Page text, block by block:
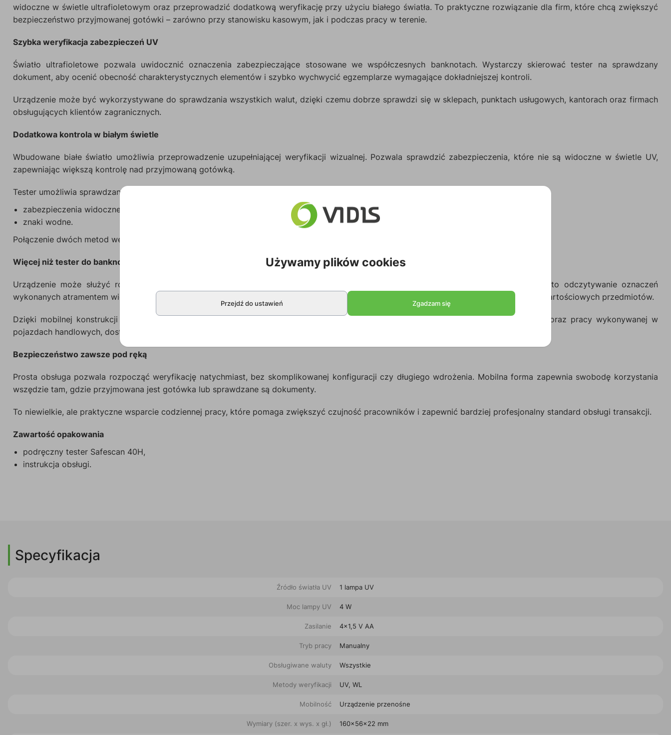
widoczne w świetle ultrafioletowym oraz przeprowadzić dodatkową weryfikację przy użyciu białego światła. To praktyczne rozwiązanie dla firm, które chcą zwiększyć
bezpieczeństwo przyjmowanej gotówki – zarówno przy stanowisku kasowym, jak i podczas pracy w terenie.
Szybka weryfikacja zabezpieczeń UV
Światło ultrafioletowe pozwala uwidocznić oznaczenia zabezpieczające stosowane we współczesnych banknotach. Wystarczy skierować tester na sprawdzany
dokument, aby ocenić obecność charakterystycznych elementów i szybko wychwycić egzemplarze wymagające dokładniejszej kontroli.
Urządzenie może być wykorzystywane do sprawdzania wszystkich walut, dzięki czemu dobrze sprawdzi się w sklepach, punktach usługowych, kantorach oraz firmach
obsługujących klientów zagranicznych.
Dodatkowa kontrola w białym świetle
Wbudowane białe światło umożliwia przeprowadzenie uzupełniającej weryfikacji wizualnej. Pozwala sprawdzić zabezpieczenia, które nie są widoczne w świetle UV,
zapewniając większą kontrolę nad przyjmowaną gotówką.
Tester umożliwia sprawdzanie takich elementów jak:
zabezpieczenia widoczne w świetle ultrafioletowym,
znaki wodne.
Połączenie dwóch metod weryfikacji pozwala dokładniej ocenić banknot i ograniczyć ryzyko przyjęcia falsyfikatu.
Więcej niż tester do banknotów
Urządzenie może służyć również do sprawdzania kart kredytowych, paszportów i innych dokumentów tożsamości. Umożliwia ponadto odczytywanie oznaczeń
wykonanych atramentem widocznym w świetle UV, wykorzystywanych między innymi podczas wydarzeń, kontroli wejścia lub znakowania wartościowych przedmiotów.
Dzięki mobilnej konstrukcji tester sprawdzi się nie tylko w biurze czy przy kasie, ale również podczas targów, kiermaszów, wydarzeń oraz pracy wykonywanej w
pojazdach handlowych, dostawczych i usługowych.
Bezpieczeństwo zawsze pod ręką
Prosta obsługa pozwala rozpocząć weryfikację natychmiast, bez skomplikowanej konfiguracji czy długiego wdrożenia. Mobilna forma zapewnia swobodę korzystania
wszędzie tam, gdzie przyjmowana jest gotówka lub sprawdzane są dokumenty.
To niewielkie, ale praktyczne wsparcie codziennej pracy, które pomaga zwiększyć czujność pracowników i zapewnić bardziej profesjonalny standard obsługi transakcji.
Zawartość opakowania
podręczny tester Safescan 40H,
instrukcja obsługi.
Specyfikacja
Źródło światła UV 1 lampa UV
Moc lampy UV 4 W
Zasilanie 4x1,5 V AA
Tryb pracy Manualny
Obsługiwane waluty Wszystkie
Metody weryfikacji UV, WL
Mobilność Urządzenie przenośne
Wymiary (szer. x wys. x gł.) 160x56x22 mm
Używamy plików cookies
Przejdź do ustawień Zgadzam się